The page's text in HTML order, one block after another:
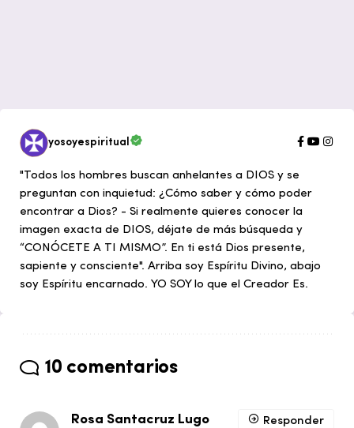
yosoyespiritual
"Todos los hombres buscan anhelantes a DIOS y se
preguntan con inquietud: ¿Cómo saber y cómo poder
encontrar a Dios? - Si realmente quieres conocer la
imagen exacta de DIOS, déjate de más búsqueda y
“CONÓCETE A TI MISMO”. En ti está Dios presente,
sapiente y consciente". Arriba soy Espíritu Divino, abajo
soy Espíritu encarnado. YO SOY lo que el Creador Es.
10 comentarios
Rosa Santacruz Lugo Responder